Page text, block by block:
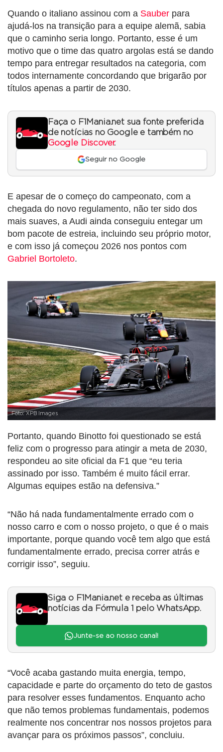
Quando o italiano assinou com a Sauber para
ajudá-los na transição para a equipe alemã, sabia
que o caminho seria longo. Portanto, esse é um
motivo que o time das quatro argolas está se dando
tempo para entregar resultados na categoria, com
todos internamente concordando que brigarão por
títulos apenas a partir de 2030.
Faça o F1Mania.net sua fonte preferida
de notícias no Google e também no
Google Discover.
Seguir no Google
E apesar de o começo do campeonato, com a
chegada do novo regulamento, não ter sido dos
mais suaves, a Audi ainda conseguiu entegar um
bom pacote de estreia, incluindo seu próprio motor,
e com isso já começou 2026 nos pontos com
Gabriel Bortoleto.
Foto: XPB Images
Portanto, quando Binotto foi questionado se está
feliz com o progresso para atingir a meta de 2030,
respondeu ao site oficial da F1 que “eu teria
assinado por isso. Também é muito fácil errar.
Algumas equipes estão na defensiva.”
“Não há nada fundamentalmente errado com o
nosso carro e com o nosso projeto, o que é o mais
importante, porque quando você tem algo que está
fundamentalmente errado, precisa correr atrás e
corrigir isso”, seguiu.
Siga o F1Mania.net e receba as últimas
notícias da Fórmula 1 pelo WhatsApp.
Junte-se ao nosso canal!
“Você acaba gastando muita energia, tempo,
capacidade e parte do orçamento do teto de gastos
para resolver esses fundamentos. Enquanto acho
que não temos problemas fundamentais, podemos
realmente nos concentrar nos nossos projetos para
avançar para os próximos passos”, concluiu.